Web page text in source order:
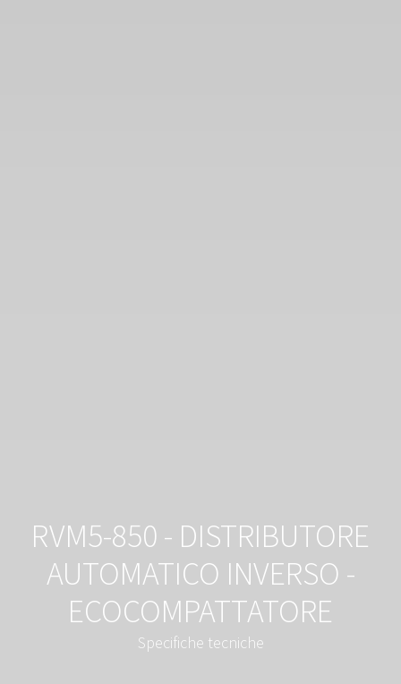
RVM5-850 - DISTRIBUTORE
AUTOMATICO INVERSO -
ECOCOMPATTATORE
Specifiche tecniche